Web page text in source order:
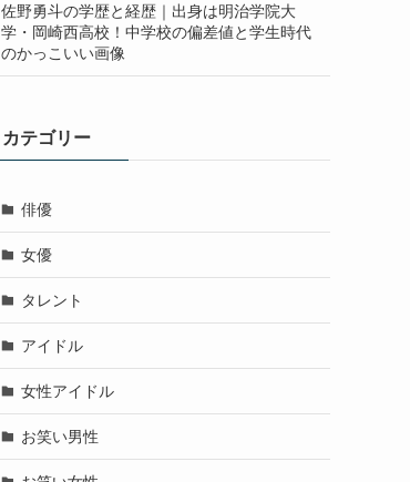
佐野勇斗の学歴と経歴｜出身は明治学院大
学・岡崎西高校！中学校の偏差値と学生時代
のかっこいい画像
カテゴリー
俳優
女優
タレント
アイドル
女性アイドル
お笑い男性